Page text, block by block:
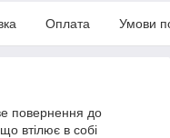
Оплата Умови
повернення до
втілює в собі